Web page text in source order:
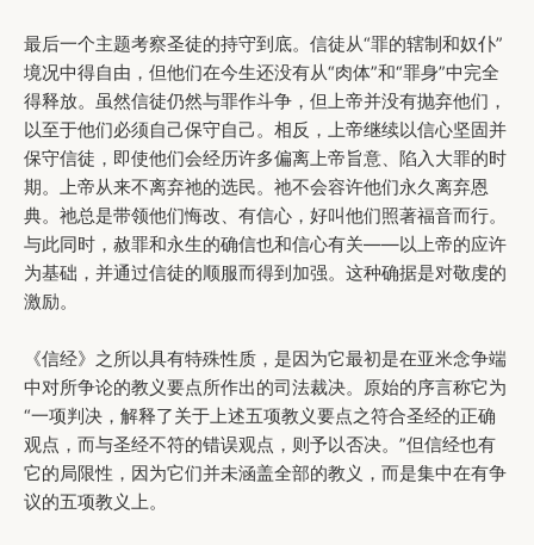
最后一个主题考察圣徒的持守到底。信徒从“罪的辖制和奴仆”
境况中得自由，但他们在今生还没有从“肉体”和“罪身”中完全
得释放。虽然信徒仍然与罪作斗争，但上帝并没有抛弃他们，
以至于他们必须自己保守自己。相反，上帝继续以信心坚固并
保守信徒，即使他们会经历许多偏离上帝旨意、陷入大罪的时
期。上帝从来不离弃祂的选民。祂不会容许他们永久离弃恩
典。祂总是带领他们悔改、有信心，好叫他们照著福音而行。
与此同时，赦罪和永生的确信也和信心有关——以上帝的应许
为基础，并通过信徒的顺服而得到加强。这种确据是对敬虔的
激励。
《信经》之所以具有特殊性质，是因为它最初是在亚米念争端
中对所争论的教义要点所作出的司法裁决。原始的序言称它为
“一项判决，解释了关于上述五项教义要点之符合圣经的正确
观点，而与圣经不符的错误观点，则予以否决。”但信经也有
它的局限性，因为它们并未涵盖全部的教义，而是集中在有争
议的五项教义上。